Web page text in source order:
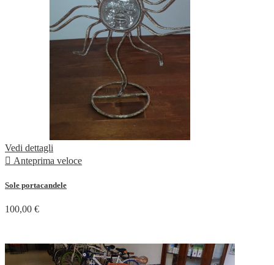
Vedi dettagli
 Anteprima veloce
Sole portacandele
100,00 €